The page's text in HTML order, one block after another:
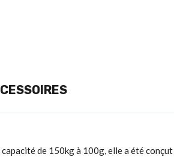
de 150kg à 100g, elle a été